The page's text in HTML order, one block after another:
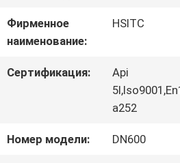
ЭКСКУРСИЯ
ПО
ЗАВОДУ
КОНТРОЛЬ
Фирменное
наименование:
HSITC
Сертификация:
Api
a252
Номер модели: DN600